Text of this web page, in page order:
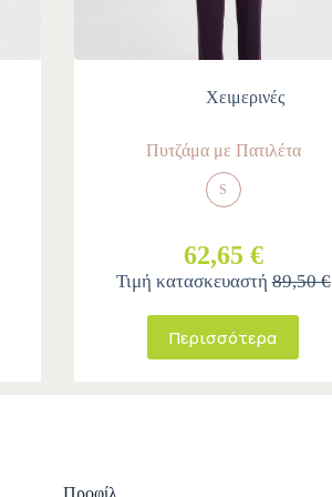
Χειμερινές
Πυτζάμα με Πατιλέτα
S
62,65 €
Τιμή κατασκευαστή89,50 €
Περισσότερα